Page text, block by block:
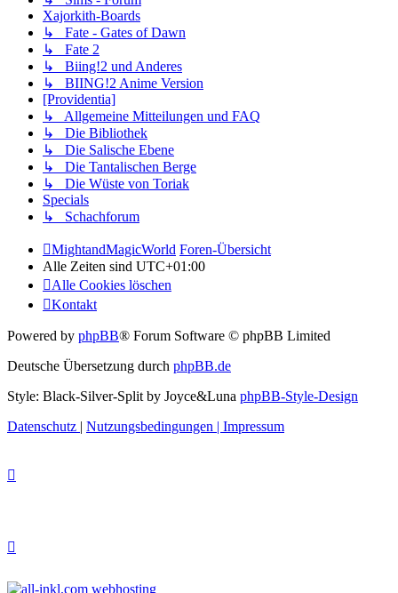
Xajorkith-Boards
↳ Fate - Gates of Dawn
↳ Fate 2
↳ Biing!2 und Anderes
↳ BIING!2 Anime Version
[Providentia]
↳ Allgemeine Mitteilungen und FAQ
↳ Die Bibliothek
↳ Die Salische Ebene
↳ Die Tantalischen Berge
↳ Die Wüste von Toriak
Specials
↳ Schachforum
MightandMagicWorld Foren-Übersicht
Alle Zeiten sind UTC+01:00
Alle Cookies löschen
Kontakt
Powered by phpBB® Forum Software © phpBB Limited
Deutsche Übersetzung durch phpBB.de
Style: Black-Silver-Split by Joyce&Luna phpBB-Style-Design
Datenschutz | Nutzungsbedingungen | Impressum